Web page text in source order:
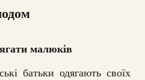
малюків
батьки одягають своїх